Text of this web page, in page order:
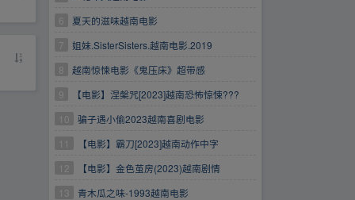
6
夏天的滋味越南电影
7
姐妹.SisterSisters.越南电影.2019
8
越南惊悚电影《鬼压床》超带感
9
【电影】涅槃咒[2023]越南恐怖惊悚???
10
骗子遇小偷2023越南喜剧电影
11
【电影】霸刀[2023]越南动作中字
12
【电影】金色茧房(2023)越南剧情
13
青木瓜之味-1993越南电影